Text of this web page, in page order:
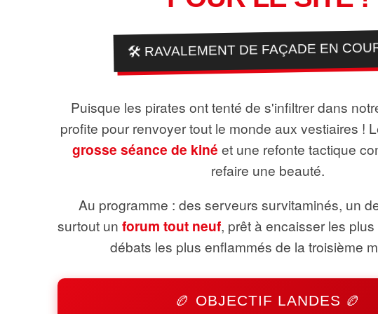
🛠️ RAVALEMENT DE FAÇADE EN
Puisque les pirates ont tenté de s'infiltrer dans
profite pour renvoyer tout le monde aux vestiaires !
grosse séance de kiné et une refonte tactique
refaire une beauté.
Au programme : des serveurs survitaminés, un
surtout un forum tout neuf, prêt à encaisser les
débats les plus enflammés de la troisième
🏉 OBJECTIF LANDES 🏉